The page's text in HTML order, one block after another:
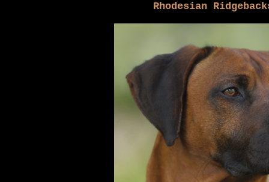
Rhodesian